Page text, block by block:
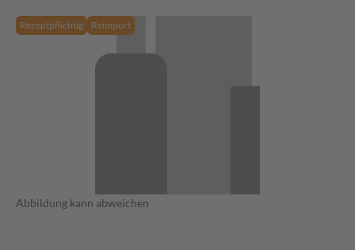
Rezeptpflichtig Reimport
Abbildung kann abweichen